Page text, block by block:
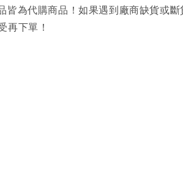
皆為代購商品！如果遇到廠商缺貨或
再下單！